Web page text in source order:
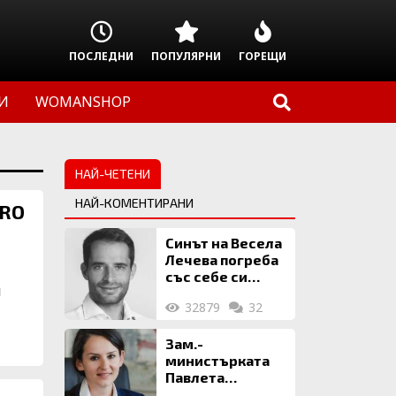
ПОСЛЕДНИ ПОПУЛЯРНИ ГОРЕЩИ
WOMANSHOP
НАЙ-ЧЕТЕНИ
НАЙ-КОМЕНТИРАНИ
Синът на Весела
Лечева погреба
със себе си
млн. евро
32879 32
Зам.-
министърката
Павлета